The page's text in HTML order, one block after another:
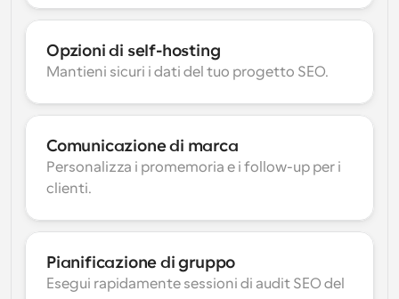
Opzioni di self-hosting
Mantieni sicuri i dati del tuo progetto SEO.
Comunicazione di marca
Personalizza i promemoria e i follow-up per i
clienti.
Pianificazione di gruppo
Esegui rapidamente sessioni di audit SEO del